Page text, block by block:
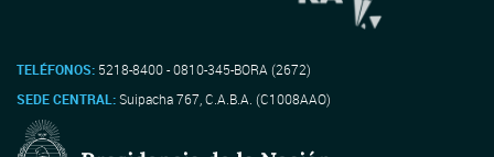
TELÉFONOS: 5218-8400 - 0810-345-BORA (2672)
SEDE CENTRAL:Suipacha 767, C.A.B.A. (C1008AAO)